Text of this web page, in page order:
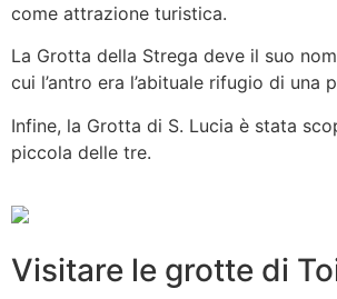
come attrazione turistica.
La Grotta della Strega deve il suo
cui l’antro era l’abituale rifugio di una
Infine, la Grotta di S. Lucia è stata
piccola delle tre.
Visitare le grotte di